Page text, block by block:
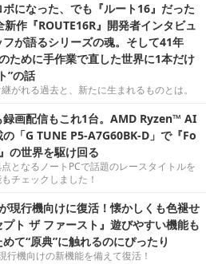
になった、でも『ルート16』だった
作『ROUTE16R』開発者インタビュ
が語るシリーズの魂。そして41年
ために手作業で直した世界に1本だけ
”の話
がれる過去と、新たに生まれるものとは。
録画配信もこれ1台。AMD Ryzen™ AI
「G TUNE P5-A7G60BK-D」で『Fo
の世界を駆け回る
となるノートPCで話題のレースタイトルを
チェックしました！
現行機向けに復活！懐かしくも色褪せ
ト ザ ファースト』遊びやすい機能も
て“原典”に触れるのにぴったり
行機向けの新機能を備えて復活！